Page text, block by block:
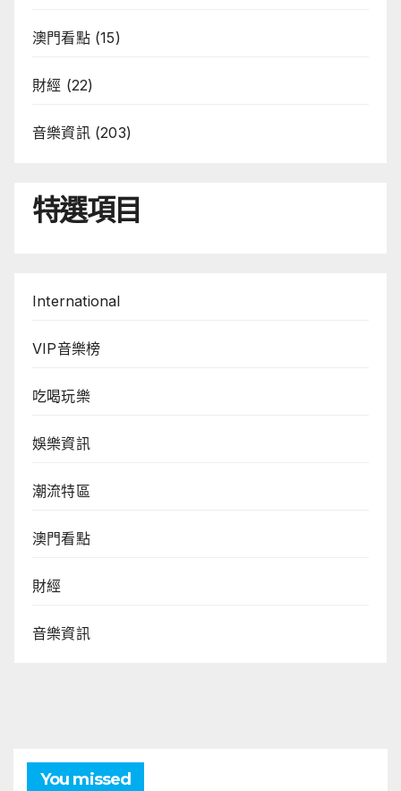
澳門看點(15)
財經 (22)
音樂資訊(203)
特選項目
International
VIP音樂榜
吃喝玩樂
娛樂資訊
潮流特區
澳門看點
財經
音樂資訊
You missed